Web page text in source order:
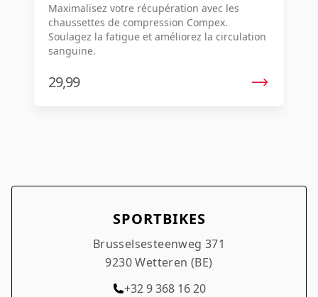
(taille Medium) Contenu du tissu : 95 %
polyamide, 5 % élasthanne.
Maximalisez votre récupération avec les
chaussettes de compression Compex.
Soulagez la fatigue et améliorez la circulation
sanguine.
29,99
SPORTBIKES
Brusselsesteenweg 371
9230 Wetteren (BE)
+32 9 368 16 20